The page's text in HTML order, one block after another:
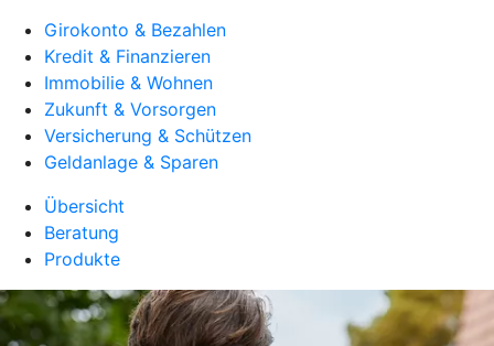
Girokonto & Bezahlen
Kredit & Finanzieren
Immobilie & Wohnen
Zukunft & Vorsorgen
Versicherung & Schützen
Geldanlage & Sparen
Übersicht
Beratung
Produkte